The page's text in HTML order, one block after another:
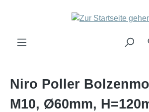
Zum Hauptinhalt springen
Niro Poller
M10, Ø60mm,